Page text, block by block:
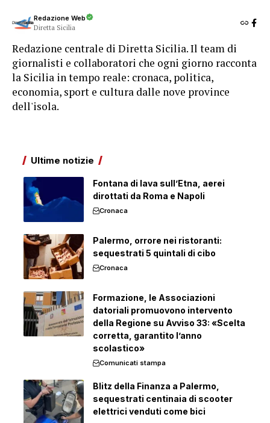
Redazione Web
Diretta Sicilia
Redazione centrale di Diretta Sicilia. Il team di
giornalisti e collaboratori che ogni giorno racconta
la Sicilia in tempo reale: cronaca, politica,
economia, sport e cultura dalle nove province
dell'isola.
Ultime notizie
Fontana di lava sull’Etna, aerei
dirottati da Roma e Napoli
Cronaca
Palermo, orrore nei ristoranti:
sequestrati 5 quintali di cibo
Cronaca
Formazione, le Associazioni
datoriali promuovono intervento
della Regione su Avviso 33: «Scelta
corretta, garantito l’anno
scolastico»
Comunicati stampa
Blitz della Finanza a Palermo,
sequestrati centinaia di scooter
elettrici venduti come bici